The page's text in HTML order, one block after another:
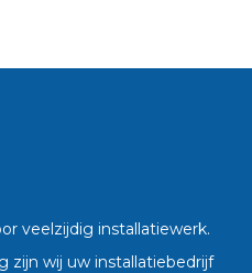
veelzijdig installatiewerk.
zijn wij uw installatiebedrijf